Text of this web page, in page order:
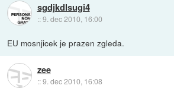
sgdjkdlsugi4
::9. dec 2010, 16:00
EU mosnjicek je prazen zgleda.
zee
::9. dec 2010, 16:08